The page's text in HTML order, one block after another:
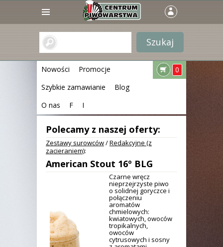
Nowości
Promocje
Szybkie zamawianie
Blog
O nas
F I
0
Polecamy z naszej oferty:
Zestawy surowców/Redakcyjne (z
zacieraniem):
American Stout 16º BLG
Czarne wręcz
nieprzejrzyste piwo
o solidnej goryczce i
połączeniu
aromatów
chmielowych:
kwiatowych, owoców
tropikalnych,
owoców
cytrusowych i sosny